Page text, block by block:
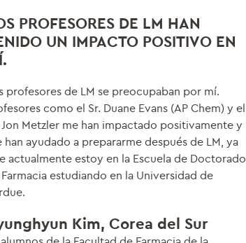
PROFESORES DE LM HAN
UN IMPACTO POSITIVO EN
profesores de LM se preocupaban por mí.
como el Sr. Duane Evans (AP Chem) y el
Jon Metzler me han impactado positivamente y
han ayudado a prepararme después de LM, ya
actualmente estoy en la Escuela de Doctorado
estudiando en la Universidad de
Kim, Corea del Sur